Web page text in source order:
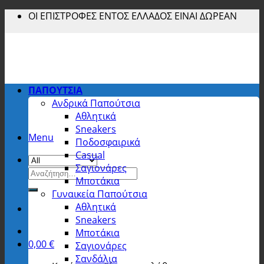
Skip ΟΙ ΕΠΙΣΤΡΟΦΕΣ ΕΝΤΟΣ ΕΛΛΑΔΟΣ ΕΙΝΑΙ ΔΩΡΕΑΝ
Menu
Αναζήτηση
για:
0,00€
ΠΑΠΟΥΤΣΙΑ
Ανδρικά Παπούτσια
Αθλητικά
Sneakers
Ποδοσφαιρικά
Casual
Σαγιονάρες
Μποτάκια
Γυναικεία Παπούτσια
Αθλητικά
Sneakers
Μποτάκια
Σαγιονάρες
Σανδάλια